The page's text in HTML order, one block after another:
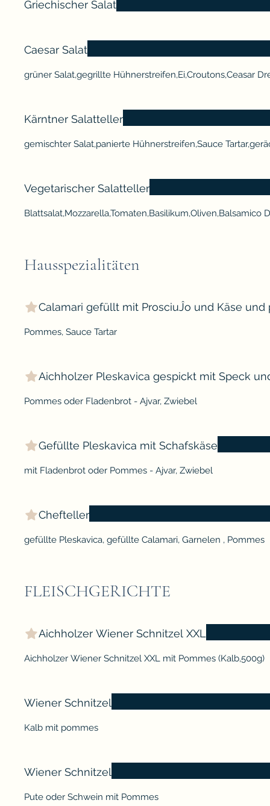
Griechischer Salat
Caesar Salat
grüner Salat,gegrillte Hühnerstreifen,Ei,Croutons,Ceasar
Kärntner Salatteller
gemischter Salat,panierte Hühnerstreifen,Sauce
Vegetarischer Salatteller
Blattsalat,Mozzarella,Tomaten,Basilikum,Oliven,Balsamico
Hausspezialitäten
Calamari gefüllt mit ProsciuĴo und Käse und
Pommes, Sauce Tartar
Aichholzer Pleskavica gespickt mit Speck
Pommes oder Fladenbrot - Ajvar, Zwiebel
Gefüllte Pleskavica mit Schafskäse
Chefteller
gefüllte Pleskavica, gefüllte Calamari, Garnelen , Pommes
FLEISCHGERICHTE
Aichholzer Wiener Schnitzel XXL
Aichholzer Wiener Schnitzel XXL mit Pommes (Kalb,500g)
Wiener Schnitzel
Kalb mit pommes
Wiener Schnitzel
Pute oder Schwein mit Pommes